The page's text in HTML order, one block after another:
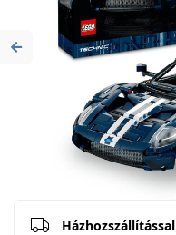
Previous
Házhozszállítással